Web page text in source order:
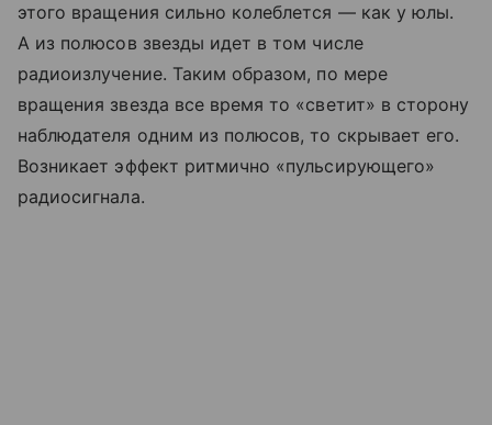
этого вращения сильно колеблется — как у юлы.
А из полюсов звезды идет в том числе
радиоизлучение. Таким образом, по мере
вращения звезда все время то «светит» в сторону
наблюдателя одним из полюсов, то скрывает его.
Возникает эффект ритмично «пульсирующего»
радиосигнала.